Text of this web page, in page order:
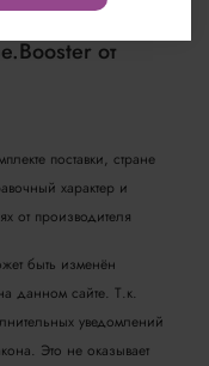
от
поставки, стране
характер и
от производителя
быть изменён
данном сайте. Т.к.
уведомлений
Это не оказывает